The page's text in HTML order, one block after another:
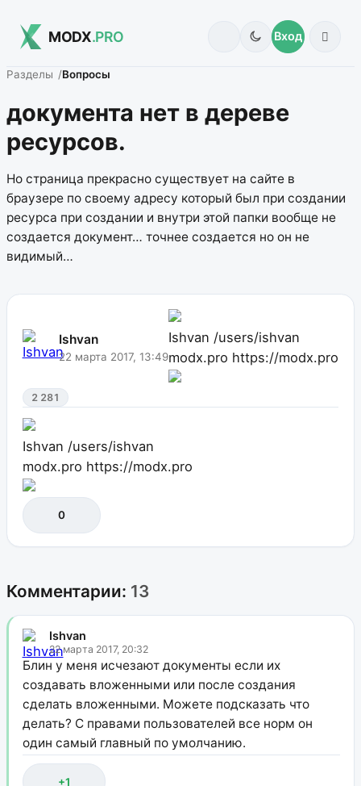
MODX.PRO Вход
Разделы Вопросы
документа нет в дереве
ресурсов.
Но страница прекрасно существует на сайте в
браузере по своему адресу который был при создании
ресурса при создании и внутри этой папки вообще не
создается документ… точнее создается но он не
видимый…
Ishvan
22 марта 2017, 13:49
Ishvan /users/ishvan
modx.pro https://modx.pro
2 281
Ishvan /users/ishvan
modx.pro https://modx.pro
0
Комментарии: 13
Ishvan
22 марта 2017, 20:32
Блин у меня исчезают документы если их
создавать вложенными или после создания
сделать вложенными. Можете подсказать что
делать? С правами пользователей все норм он
один самый главный по умолчанию.
+1